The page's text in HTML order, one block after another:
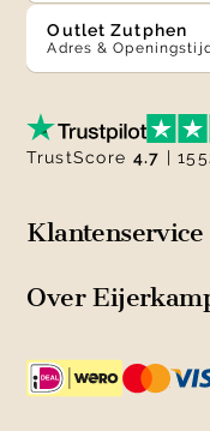
Outlet Zutphen
Adres &
Klantenservice
Over
TrustScore 4.7 |